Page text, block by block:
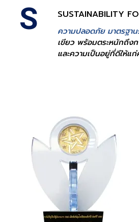
S SUSTAINABILITY
ความปลอดภัย มาตรฐาน
เขียว พร้อมตระหนักถึงก
และความเป็นอยู่ที่ดีให้แ